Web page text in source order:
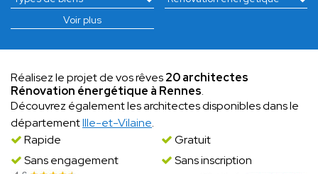
Voir plus
Réalisez le projet de vos rêves20 architectes
Rénovation énergétique à Rennes.
Découvrez également les architectes disponibles dans le
départementIlle-et-Vilaine.
Rapide
Gratuit
Sans engagement
Sans inscription